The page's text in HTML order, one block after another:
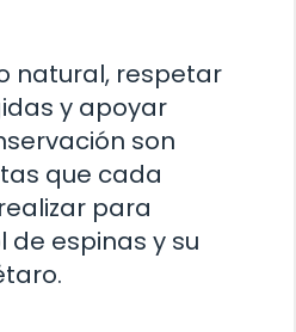
natural, respetar
y apoyar
son
que cada
para
espinas y su